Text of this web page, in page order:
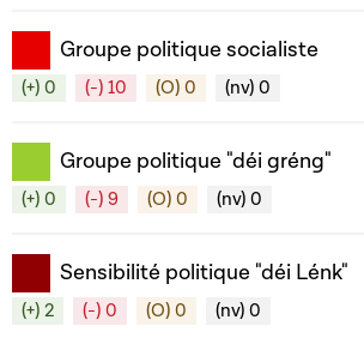
Groupe politique socialiste
(+) 0 (-) 10 (O) 0 (nv) 0
Groupe politique "déi gréng"
(+) 0 (-) 9 (O) 0 (nv) 0
Sensibilité politique "déi Lénk"
(+) 2 (-) 0 (O) 0 (nv) 0